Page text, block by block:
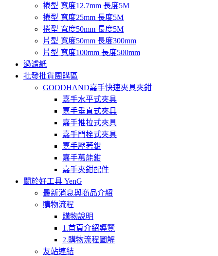
捲型 寬度12.7mm 長度5M
捲型 寬度25mm 長度5M
捲型 寬度50mm 長度5M
片型 寬度50mm 長度300mm
片型 寬度100mm 長度500mm
過濾紙
批發批貨團購區
GOODHAND嘉手快速夾具夾鉗
嘉手水平式夾具
嘉手垂直式夾具
嘉手推拉式夾具
嘉手門栓式夾具
嘉手壓著鉗
嘉手萬能鉗
嘉手夾鉗配件
關於好工具 YenG
最新消息與商品介紹
購物流程
購物說明
1.首頁介紹導覽
2.購物流程圖解
友站連結